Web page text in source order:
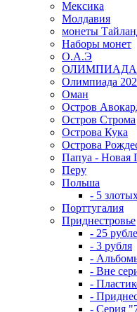
Мексика
Молдавия
монеты
Наборы монет
О.А.Э
ОЛИМПИАДА
Олимпиада
Оман
Остров
Остров Строма
Острова Кука
Острова
Папуа - Новая
Перу
Польша
- 5
Порттугалия
Приднестровье
- 25
- 3 рубля
-
- Вне
-
-
- Серия